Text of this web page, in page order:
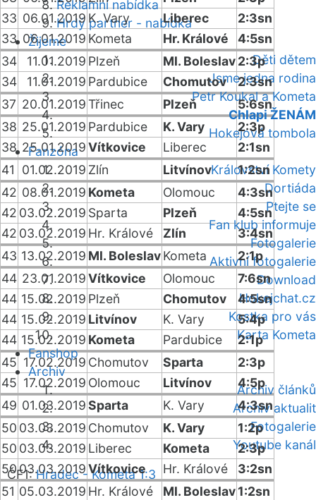
Reklamní nabídka
Hrdý partner - nabídka
Žijeme
Děti dětem
Jsme jedna rodina
Petr Koukal a Kometa
Chlapi ŽENÁM
Hokejová tombola
Fanzóna
Království Komety
Dortiáda
Ptejte se
Fan klub informuje
Fotogalerie
Aktivní fotogalerie
Download
Hokejchat.cz
Kostka pro vás
Karta Kometa
Fanshop
Archiv
Archiv článků
Archiv aktualit
Fotogalerie
Youtube kanál
ČF1:Hradec - Kometa 1:3
33 06.01.2019 K. Vary Liberec
2:3sn
33 06.01.2019 Kometa Hr. Králové
4:5sn
34
11.01.2019 Plzeň Ml. Boleslav2:3p
34
11.01.2019 Pardubice Chomutov
2:3sn
37 20.01.2019Třinec Plzeň
5:6sn
38 25.01.2019 Pardubice K. Vary
2:3p
38 25.01.2019Vítkovice Liberec
2:1sn
41
01.02.2019 Zlín Litvínov
1:2sn
42 08.01.2019 Kometa Olomouc
4:3sn
42 03.02.2019 Sparta Plzeň
4:5sn
42 03.02.2019 Hr. Králové Zlín
3:4sn
43 13.02.2019 Ml. BoleslavKometa
2:1p
44 23.01.2019Vítkovice Olomouc
7:6sn
44 15.02.2019 Plzeň Chomutov
4:5sn
44 15.02.2019 Litvínov K. Vary
5:4p
44 15.02.2019 Kometa Pardubice
2:1p
45 17.02.2019 Chomutov Sparta
2:3p
45 17.02.2019 Olomouc Litvínov
4:5p
49 01.03.2019Sparta K. Vary
4:3sn
50 03.03.2019 Chomutov K. Vary
1:2p
50 03.03.2019 Liberec Kometa
2:3p
5003.03.2019Vítkovice Hr. Králové
3:2sn
51 05.03.2019 Hr. Králové Ml. Boleslav1:2sn